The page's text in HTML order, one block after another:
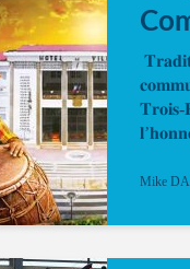
Mike